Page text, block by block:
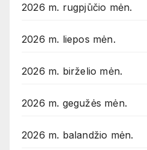
2026 m. rugpjūčio mėn.
2026 m. liepos mėn.
2026 m. birželio mėn.
2026 m. gegužės mėn.
2026 m. balandžio mėn.